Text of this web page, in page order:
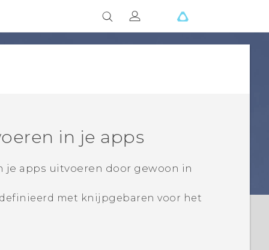
in je apps
je apps uitvoeren door gewoon in
met knijpgebaren voor het